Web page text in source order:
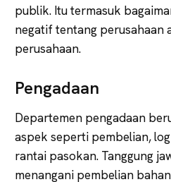
publik. Itu termasuk
negatif tentang perusahaan
perusahaan.
Pengadaan
Departemen pengadaan
aspek seperti pembelian,
rantai pasokan. Tanggung
menangani pembelian